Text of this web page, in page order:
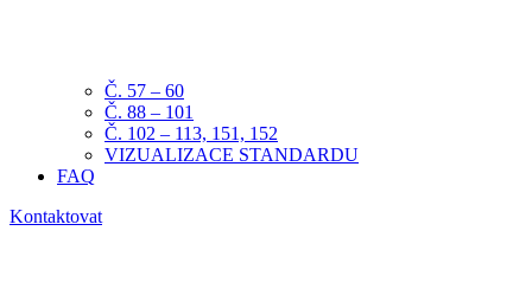
Č. 57 – 60
Č. 88 – 101
Č. 102 – 113, 151, 152
VIZUALIZACE STANDARDU
FAQ
Kontaktovat